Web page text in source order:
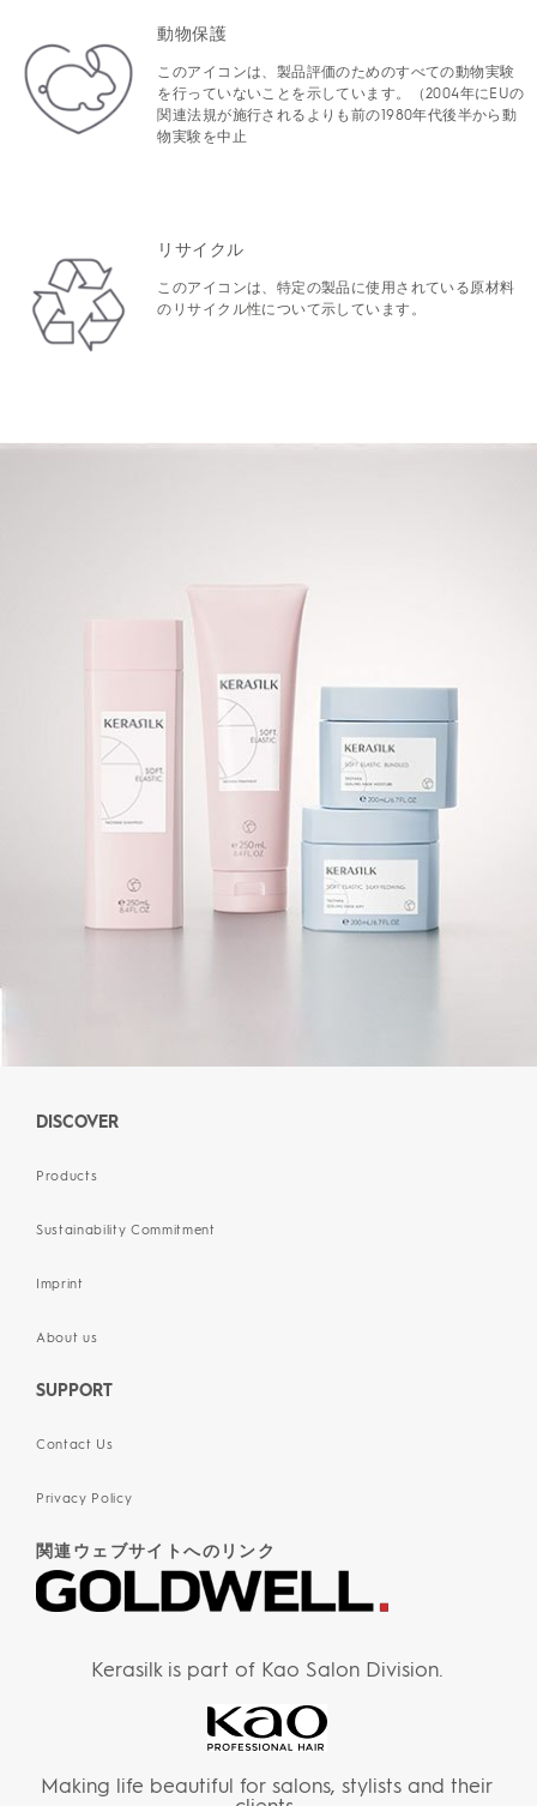
動物保護
このアイコンは、製品評価のためのすべての動物実験
を行っていないことを示しています。（2004年にEUの
関連法規が施行されるよりも前の1980年代後半から動
物実験を中止
リサイクル
このアイコンは、特定の製品に使用されている原材料
のリサイクル性について示しています。
DISCOVER
Products
Sustainability Commitment
Imprint
About us
SUPPORT
Contact Us
Privacy Policy
関連ウェブサイトへのリンク
Kerasilk is part of Kao Salon Division.
Making life beautiful for salons, stylists and their